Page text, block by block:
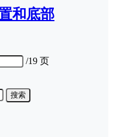
和底部
/19 页